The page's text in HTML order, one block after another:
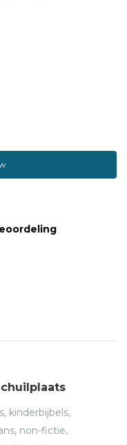
kinderbijbels,
non-fictie,